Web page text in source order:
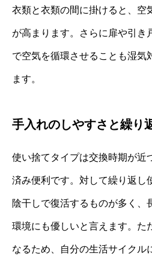
衣類と衣類の間に掛けると、空
が高まります。さらに扉や引き
で空気を循環させることも湿気
ます。
手入れのしやすさと繰り
使い捨てタイプは交換時期が近
済み便利です。対して繰り返し
陰干しで復活するものが多く、
環境にも優しいと言えます。た
なるため、自分の生活サイクル